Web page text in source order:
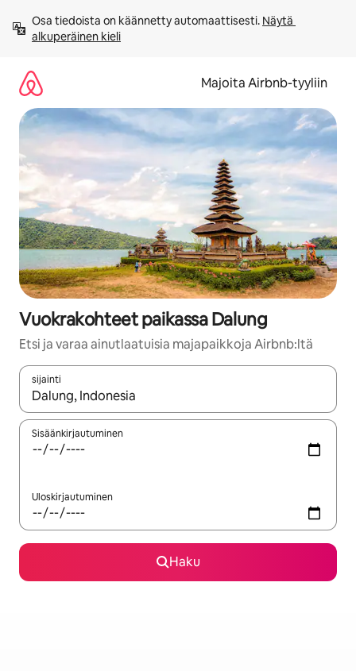
sisältö
väliin
Osa tiedoista on käännetty automaattisesti. Näytä
alkuperäinen kieli
Majoita Airbnb-tyyliin
Vuokrakohteet paikassa Dalung
Etsi ja varaa ainutlaatuisia majapaikkoja Airbnb:ltä
sijainti
Kun tulokset ovat saatavilla, navigoi ylös- ja alas-
Sisäänkirjautuminen
Uloskirjautuminen
Haku